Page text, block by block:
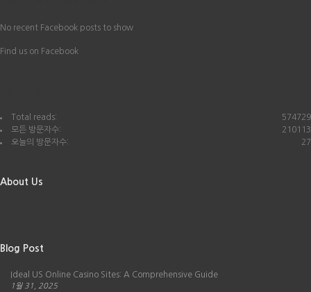
No recent Facebook posts to show
Find us on Facebook
574729
Total reads:
210113
모든 방문자수:
27
오늘의 방문자수:
About Us
Blog Post
Ideal US Online Casino Sites: A Comprehensive Guide
1월 31, 2025